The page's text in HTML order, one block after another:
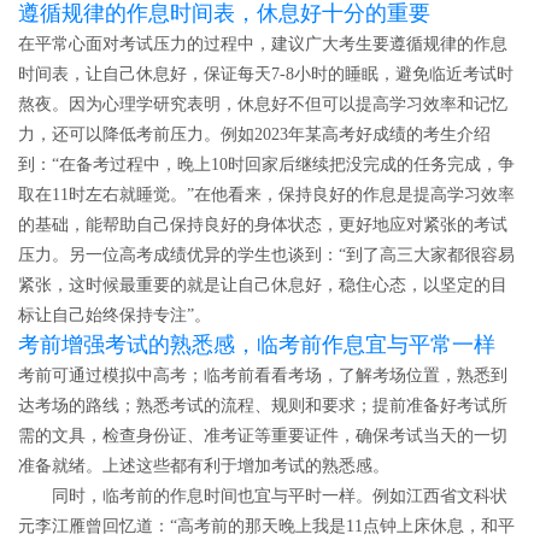
遵循规律的作息时间表，休息好十分的重要
在平常心面对考试压力的过程中，建议广大考生要遵循规律的作息
时间表，让自己休息好，保证每天7-8小时的睡眠，避免临近考试时
熬夜。因为心理学研究表明，休息好不但可以提高学习效率和记忆
力，还可以降低考前压力。例如2023年某高考好成绩的考生介绍
到：“在备考过程中，晚上10时回家后继续把没完成的任务完成，争
取在11时左右就睡觉。”在他看来，保持良好的作息是提高学习效率
的基础，能帮助自己保持良好的身体状态，更好地应对紧张的考试
压力。另一位高考成绩优异的学生也谈到：“到了高三大家都很容易
紧张，这时候最重要的就是让自己休息好，稳住心态，以坚定的目
标让自己始终保持专注”。
考前增强考试的熟悉感，临考前作息宜与平常一样
考前可通过模拟中高考；临考前看看考场，了解考场位置，熟悉到
达考场的路线；熟悉考试的流程、规则和要求；提前准备好考试所
需的文具，检查身份证、准考证等重要证件，确保考试当天的一切
准备就绪。上述这些都有利于增加考试的熟悉感。
同时，临考前的作息时间也宜与平时一样。例如江西省文科状
元李江雁曾回忆道：“高考前的那天晚上我是11点钟上床休息，和平